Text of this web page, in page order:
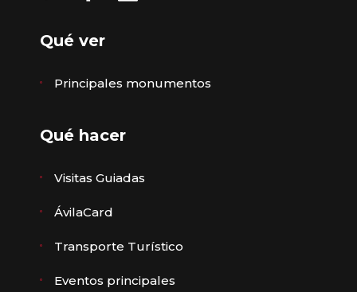
Qué ver
Principales monumentos
Qué hacer
Visitas Guiadas
ÁvilaCard
Transporte Turístico
Eventos principales